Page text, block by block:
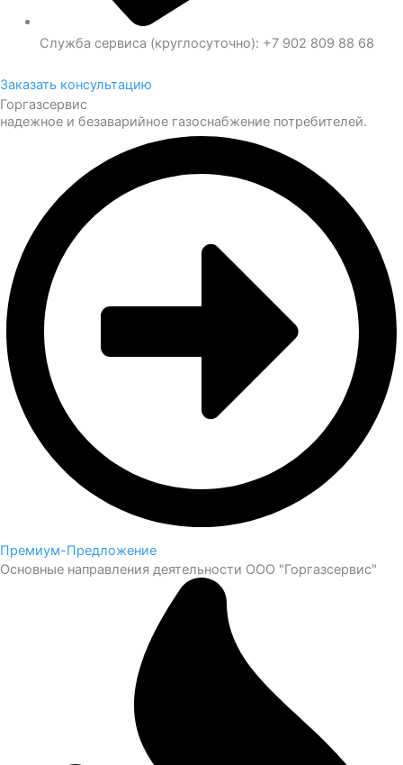
Служба сервиса (круглосуточно): +7 902 809 88 68
Заказать консультацию
Горгазсервис
надежное и безаварийное газоснабжение потребителей.
Премиум-Предложение
Основные направления деятельности ООО "Горгазсервис"